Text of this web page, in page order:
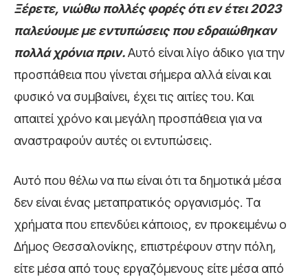
Ξέρετε, νιώθω πολλές φορές ότι εν έτει 2023
παλεύουμε με εντυπώσεις που εδραιώθηκαν
πολλά χρόνια πριν.Αυτό είναι λίγο άδικο για την
προσπάθεια που γίνεται σήμερα αλλά είναι και
φυσικό να συμβαίνει, έχει τις αιτίες του. Και
απαιτεί χρόνο και μεγάλη προσπάθεια για να
αναστραφούν αυτές οι εντυπώσεις.
Αυτό που θέλω να πω είναι ότι τα δημοτικά μέσα
δεν είναι ένας μεταπρατικός οργανισμός. Τα
χρήματα που επενδύει κάποιος, εν προκειμένω ο
Δήμος Θεσσαλονίκης, επιστρέφουν στην πόλη,
είτε μέσα από τους εργαζόμενους είτε μέσα από